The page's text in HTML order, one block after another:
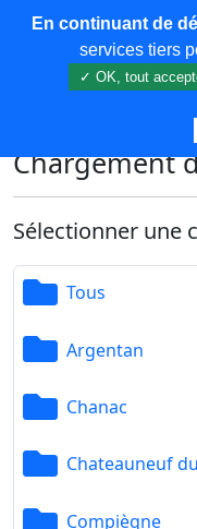
COREMA
Chargement
Sélectionner une
Tous
Argentan
Chanac
Chateauneuf
Compiègne
En continuant de
services tiers
✓ OK, tout